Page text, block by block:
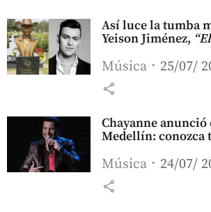
Así luce la tumba
Yeison Jiménez,
Música 25/07/
share
Chayanne
Medellín: conozca
Música 24/07/
share